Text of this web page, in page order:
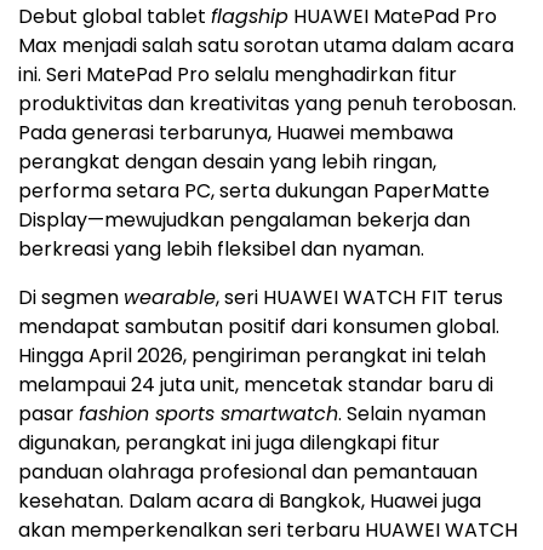
Debut global tablet flagship HUAWEI MatePad Pro
Max menjadi salah satu sorotan utama dalam acara
ini. Seri MatePad Pro selalu menghadirkan fitur
produktivitas dan kreativitas yang penuh terobosan.
Pada generasi terbarunya, Huawei membawa
perangkat dengan desain yang lebih ringan,
performa setara PC, serta dukungan PaperMatte
Display—mewujudkan pengalaman bekerja dan
berkreasi yang lebih fleksibel dan nyaman.
Di segmen wearable, seri HUAWEI WATCH FIT terus
mendapat sambutan positif dari konsumen global.
Hingga April 2026, pengiriman perangkat ini telah
melampaui 24 juta unit, mencetak standar baru di
pasarfashion sports smartwatch. Selain nyaman
digunakan, perangkat ini juga dilengkapi fitur
panduan olahraga profesional dan pemantauan
kesehatan. Dalam acara di Bangkok, Huawei juga
akan memperkenalkan seri terbaru HUAWEI WATCH